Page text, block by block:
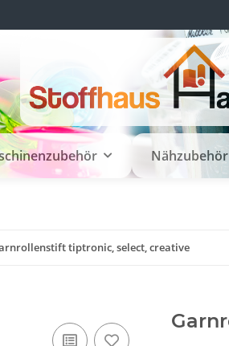
Nähzubehör
tiptronic, select, creative